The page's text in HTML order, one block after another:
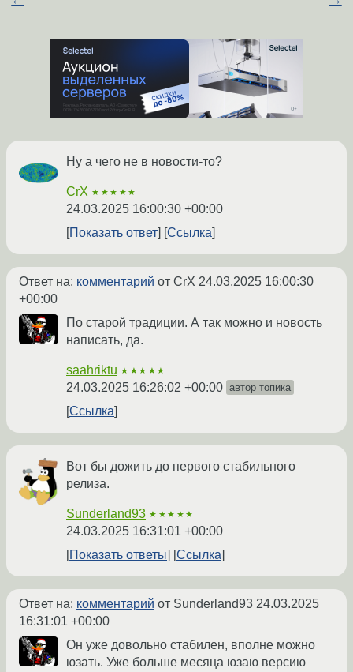
Ну а чего не в новости-то?
CrX ★★★★★
24.03.2025 16:00:30 +00:00
Показать ответ
Ссылка
Ответ на: комментарий от CrX 24.03.2025 16:00:30
+00:00
По старой традиции. А так можно и новость
написать, да.
saahriktu ★★★★★
24.03.2025 16:26:02 +00:00 автор топика
Ссылка
Вот бы дожить до первого стабильного
релиза.
Sunderland93 ★★★★★
24.03.2025 16:31:01 +00:00
Показать ответы
Ссылка
Ответ на: комментарий от Sunderland93 24.03.2025
16:31:01 +00:00
Он уже довольно стабилен, вполне можно
юзать. Уже больше месяца юзаю версию